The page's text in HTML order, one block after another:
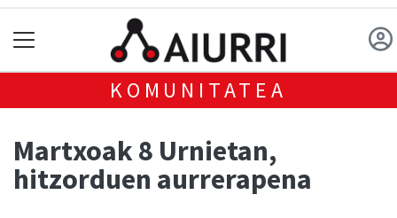
KOMUNITATEA
Martxoak 8 Urnietan,
hitzorduen aurrerapena